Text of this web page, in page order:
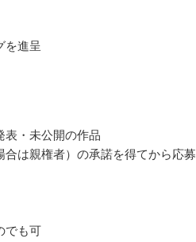
を進呈
・未公開の作品
は親権者）の承諾を得てから応募
でも可